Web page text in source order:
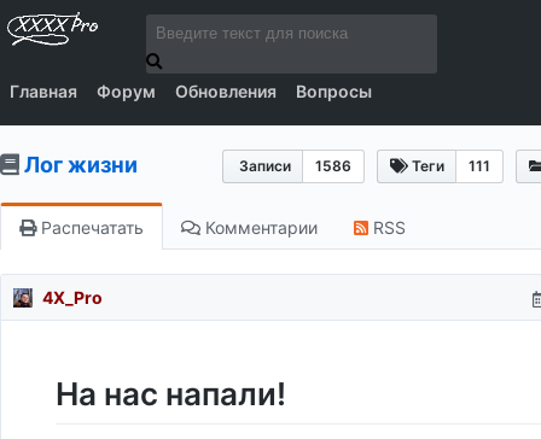
Главная Форум Обновления Вопросы
Записи 1586 Теги 111
Лог жизни
Распечатать Комментарии RSS
4X_Pro
На нас напали!